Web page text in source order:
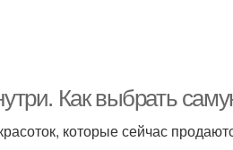
Как выбрать
которые сейчас